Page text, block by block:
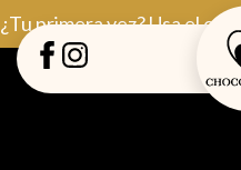
al
contenido
¿Tu primera vez? Usa el